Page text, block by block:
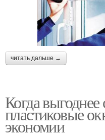
читать дальше →
Когда выгоднее
пластиковые
экономии